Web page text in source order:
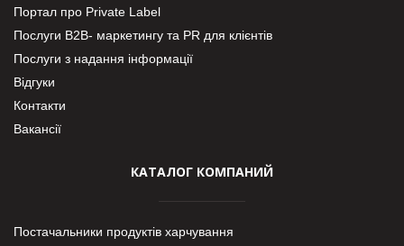
Портал про Private Label
Послуги В2В- маркетингу та PR для клієнтів
Послуги з надання інформації
Відгуки
Контакти
Вакансії
КАТАЛОГ КОМПАНИЙ
Постачальники продуктів харчування